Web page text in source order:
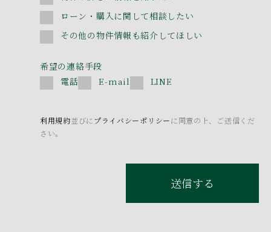
ローン・購入に関して相談したい
その他の物件情報も紹介してほしい
希望の連絡手段
電話
E-mail LINE
利用規約並びに プライバシーポリシーに同意の上、ご送信くだ
さい。
送信する